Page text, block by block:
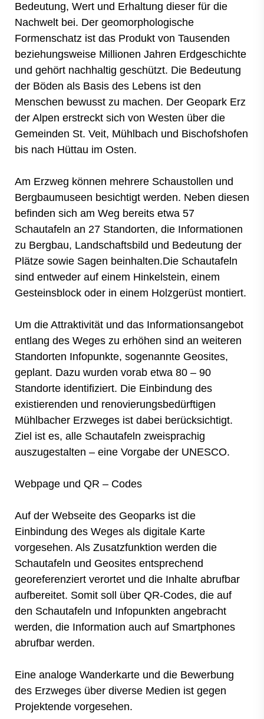
Bedeutung, Wert und Erhaltung dieser für die
Nachwelt bei. Der geomorphologische
Formenschatz ist das Produkt von Tausenden
beziehungsweise Millionen Jahren Erdgeschichte
und gehört nachhaltig geschützt. Die Bedeutung
der Böden als Basis des Lebens ist den
Menschen bewusst zu machen. Der Geopark Erz
der Alpen erstreckt sich von Westen über die
Gemeinden St. Veit, Mühlbach und Bischofshofen
bis nach Hüttau im Osten.
Am Erzweg können mehrere Schaustollen und
Bergbaumuseen besichtigt werden. Neben diesen
befinden sich am Weg bereits etwa 57
Schautafeln an 27 Standorten, die Informationen
zu Bergbau, Landschaftsbild und Bedeutung der
Plätze sowie Sagen beinhalten.Die Schautafeln
sind entweder auf einem Hinkelstein, einem
Gesteinsblock oder in einem Holzgerüst montiert.
Um die Attraktivität und das Informationsangebot
entlang des Weges zu erhöhen sind an weiteren
Standorten Infopunkte, sogenannte Geosites,
geplant. Dazu wurden vorab etwa 80 – 90
Standorte identifiziert. Die Einbindung des
existierenden und renovierungsbedürftigen
Mühlbacher Erzweges ist dabei berücksichtigt.
Ziel ist es, alle Schautafeln zweisprachig
auszugestalten – eine Vorgabe der UNESCO.
Webpage und QR – Codes
Auf der Webseite des Geoparks ist die
Einbindung des Weges als digitale Karte
vorgesehen. Als Zusatzfunktion werden die
Schautafeln und Geosites entsprechend
georeferenziert verortet und die Inhalte abrufbar
aufbereitet. Somit soll über QR-Codes, die auf
den Schautafeln und Infopunkten angebracht
werden, die Information auch auf Smartphones
abrufbar werden.
Eine analoge Wanderkarte und die Bewerbung
des Erzweges über diverse Medien ist gegen
Projektende vorgesehen.